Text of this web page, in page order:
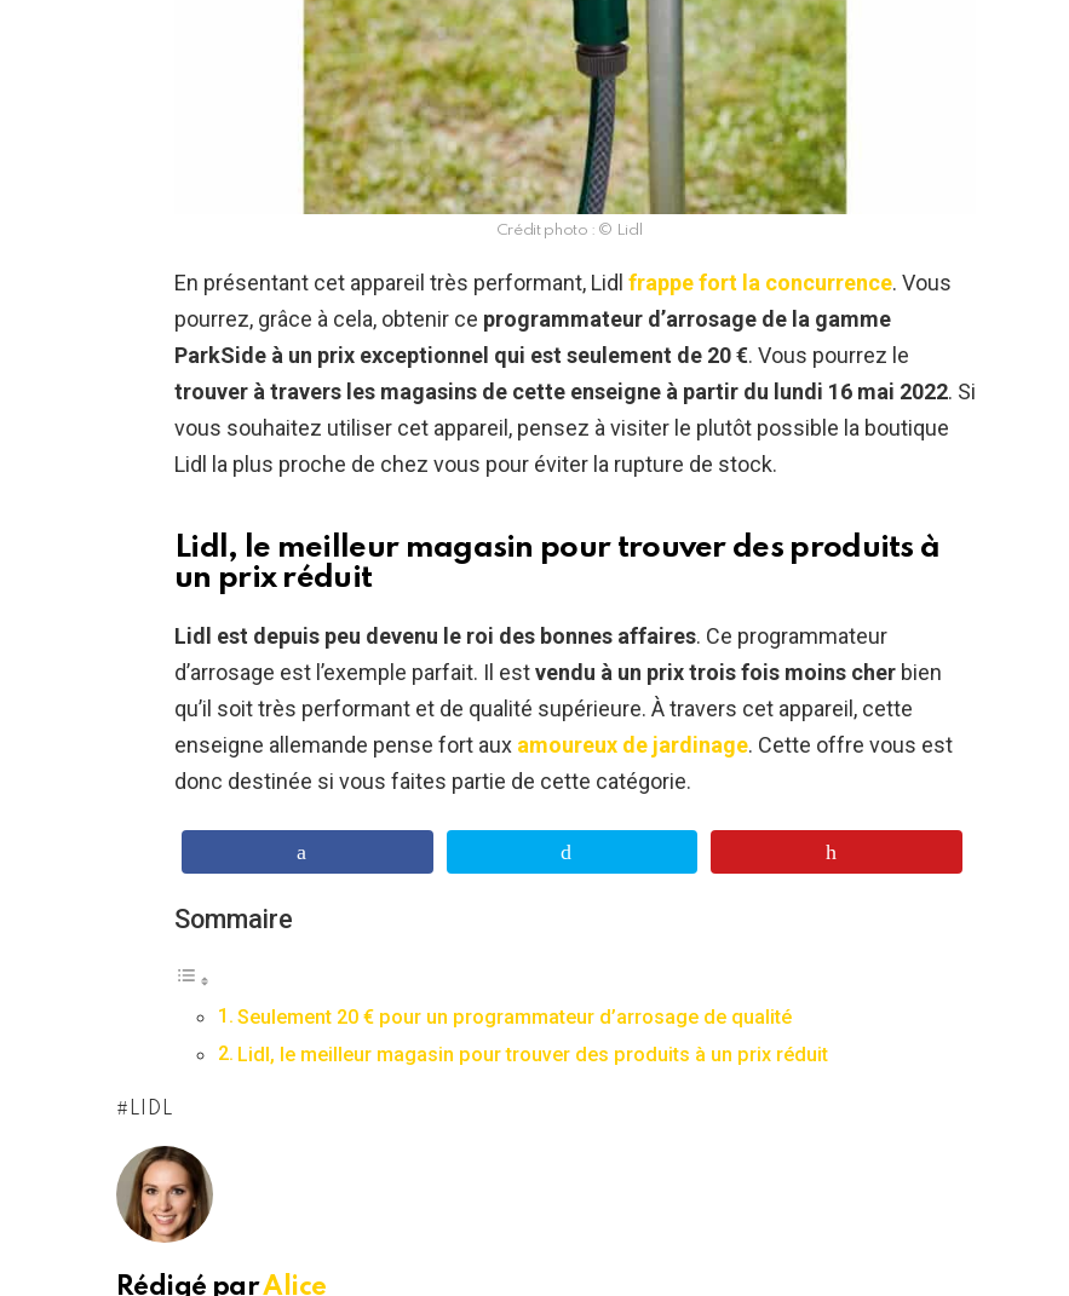
Crédit photo : © Lidl
En présentant cet appareil très performant, Lidl frappe fort la concurrence. Vous
pourrez, grâce à cela, obtenir ce programmateur d’arrosage de la gamme
ParkSide à un prix exceptionnel qui est seulement de 20 €. Vous pourrez le
trouver à travers les magasins de cette enseigne à partir du lundi 16 mai 2022. Si
vous souhaitez utiliser cet appareil, pensez à visiter le plutôt possible la boutique
Lidl la plus proche de chez vous pour éviter la rupture de stock.
Lidl, le meilleur magasin pour trouver des produits à
un prix réduit
Lidl est depuis peu devenu le roi des bonnes affaires. Ce programmateur
d’arrosage est l’exemple parfait. Il estvendu à un prix trois fois moins cher bien
qu’il soit très performant et de qualité supérieure. À travers cet appareil, cette
enseigne allemande pense fort aux amoureux de jardinage. Cette offre vous est
donc destinée si vous faites partie de cette catégorie.
Sommaire
Seulement 20 € pour un programmateur d’arrosage de qualité
Lidl, le meilleur magasin pour trouver des produits à un prix réduit
LIDL
Rédigé parAlice